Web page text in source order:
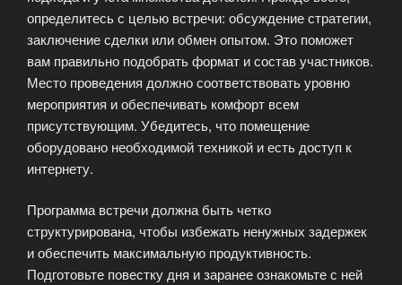
определитесь с целью встречи: обсуждение стратегии,
заключение сделки или обмен опытом. Это поможет
вам правильно подобрать формат и состав участников.
Место проведения должно соответствовать уровню
мероприятия и обеспечивать комфорт всем
присутствующим. Убедитесь, что помещение
оборудовано необходимой техникой и есть доступ к
интернету.
Программа встречи должна быть четко
структурирована, чтобы избежать ненужных задержек
и обеспечить максимальную продуктивность.
Подготовьте повестку дня и заранее ознакомьте с ней